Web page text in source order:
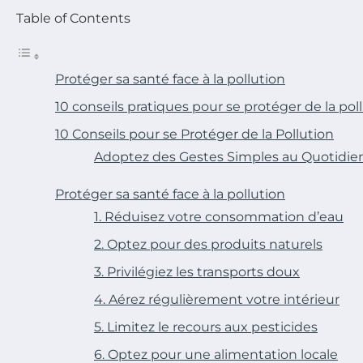
Table of Contents
Protéger sa santé face à la pollution
10 conseils pratiques pour se protéger de la
10 Conseils pour se Protéger de la Pollution
Adoptez des Gestes Simples au
Protéger sa santé face à la pollution
1. Réduisez votre consommation d’eau
2. Optez pour des produits naturels
3. Privilégiez les transports doux
4. Aérez régulièrement votre intérieur
5. Limitez le recours aux pesticides
6. Optez pour une alimentation locale